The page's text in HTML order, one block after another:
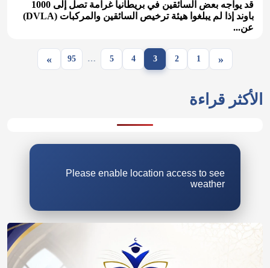
قد يواجه بعض السائقين في بريطانيا غرامة تصل إلى 1000
باوند إذا لم يبلغوا هيئة ترخيص السائقين والمركبات (DVLA)
عن...
«
1
2
3
4
5
…
95
»